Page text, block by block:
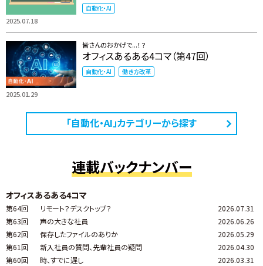
2025.07.18
自動化・AI
2025.01.29
皆さんのおかげで...！？
オフィスあるある4コマ（第47回）
自動化・AI 働き方改革
「自動化・AI」カテゴリーから探す
連載バックナンバー
オフィスあるある4コマ
第64回 リモート？デスクトップ？
2026.07.31
第63回
声の大きな社員
2026.06.26
第62回
保存したファイルのありか
2026.05.29
第61回
新入社員の質問、先輩社員の疑問
2026.04.30
第60回
時、すでに遅し
2026.03.31